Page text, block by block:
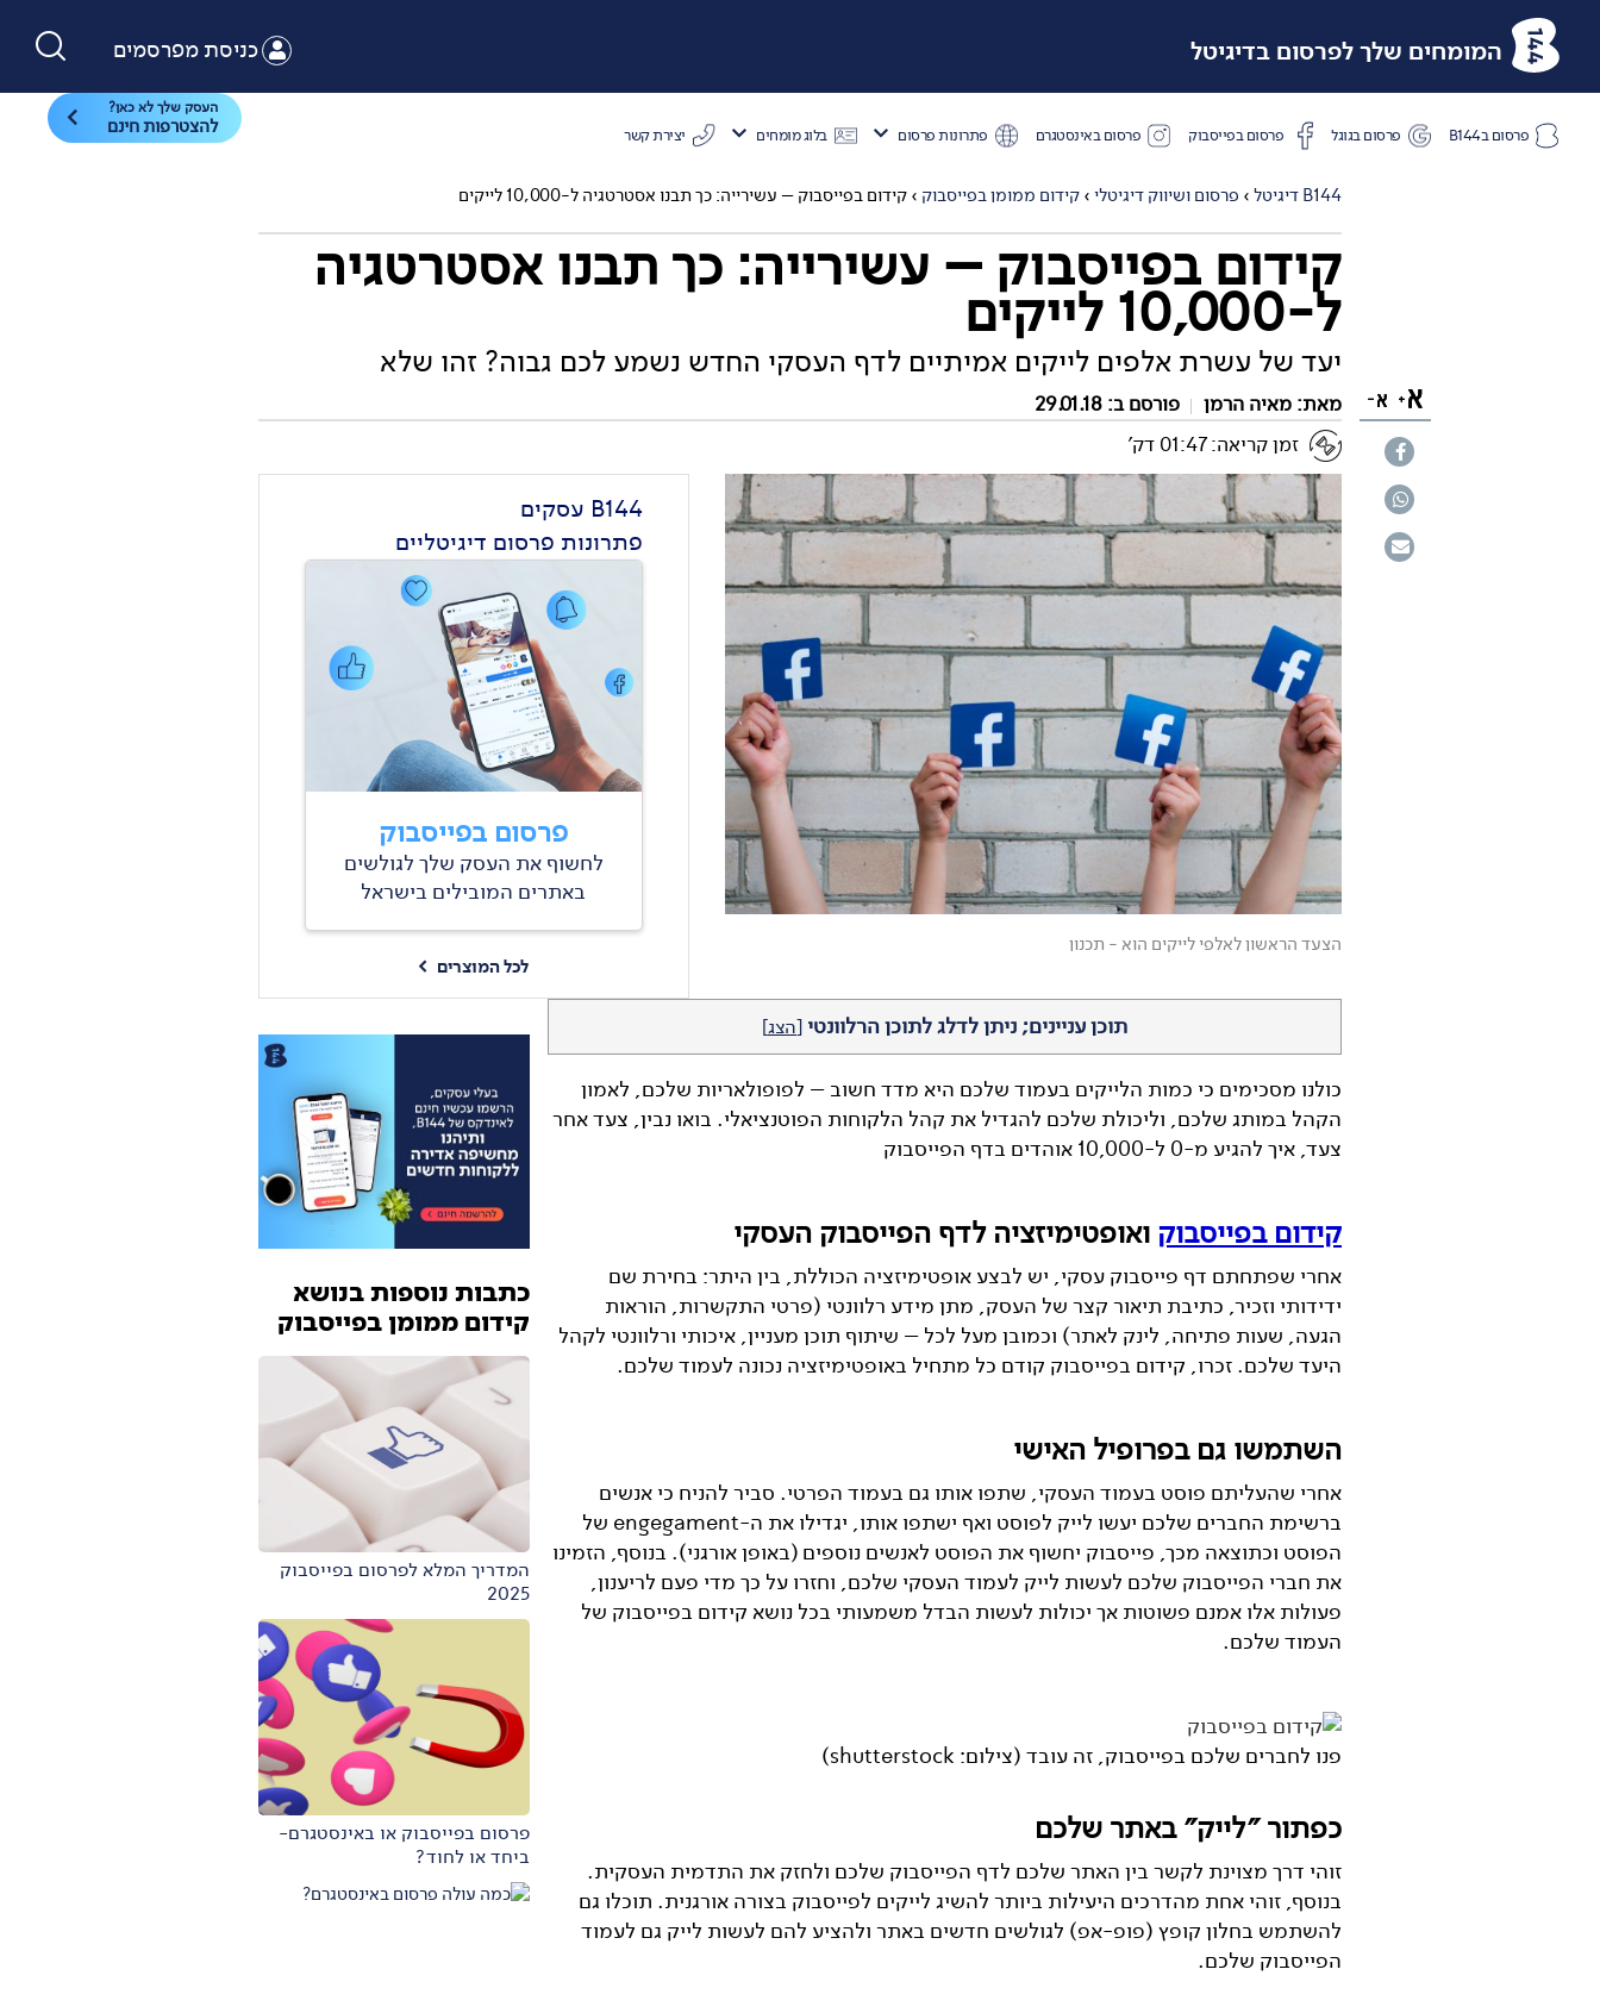
המומחים שלך לפרסום בדיגיטל כניסת מפרסמים
פרסום בB144 פרסום בגוגל פרסום בפייסבוק פרסום באינסטגרם פתרונות פרסום > בלוג מומחים > יצירת קשר
העסק שלך לא כאן?
להצטרפות חינם
B144 דיגיטל › פרסום ושיווק דיגיטלי › קידום ממומן בפייסבוק › קידום בפייסבוק – עשירייה: כך תבנו אסטרטגיה ל-10,000 לייקים
קידום בפייסבוק – עשירייה: כך תבנו אסטרטגיה
ל-10,000 לייקים
יעד של עשרת אלפים לייקים אמיתיים לדף העסקי החדש נשמע לכם גבוה? זהו שלא
מאת: מאיה הרמן
פורסם ב: 29.01.18
זמן קריאה: 01:47 דק'
הצעד הראשון לאלפי לייקים הוא - תכנון
B144 עסקים
פתרונות פרסום דיגיטליים
פרסום בפייסבוק
לחשוף את העסק שלך לגולשים
באתרים המובילים בישראל
לכל המוצרים >
תוכן עניינים; ניתן לדלג לתוכן הרלוונטי [הצג]
כולנו מסכימים כי כמות הלייקים בעמוד שלכם היא מדד חשוב – לפופולאריות שלכם, לאמון
הקהל במותג שלכם, וליכולת שלכם להגדיל את קהל הלקוחות הפוטנציאלי. בואו נבין, צעד אחר
צעד, איך להגיע מ-0 ל-10,000 אוהדים בדף הפייסבוק
קידום בפייסבוק ואופטימיזציה לדף הפייסבוק העסקי
אחרי שפתחתם דף פייסבוק עסקי, יש לבצע אופטימיזציה הכוללת, בין היתר: בחירת שם
ידידותי וזכיר, כתיבת תיאור קצר של העסק, מתן מידע רלוונטי (פרטי התקשרות, הוראות
הגעה, שעות פתיחה, לינק לאתר) וכמובן מעל לכל – שיתוף תוכן מעניין, איכותי ורלוונטי לקהל
היעד שלכם. זכרו, קידום בפייסבוק קודם כל מתחיל באופטימיזציה נכונה לעמוד שלכם.
השתמשו גם בפרופיל האישי
אחרי שהעליתם פוסט בעמוד העסקי, שתפו אותו גם בעמוד הפרטי. סביר להניח כי אנשים
ברשימת החברים שלכם יעשו לייק לפוסט ואף ישתפו אותו, יגדילו את ה-engegament של
הפוסט וכתוצאה מכך, פייסבוק יחשוף את הפוסט לאנשים נוספים (באופן אורגני). בנוסף, הזמינו
את חברי הפייסבוק שלכם לעשות לייק לעמוד העסקי שלכם, וחזרו על כך מדי פעם לריענון,
פעולות אלו אמנם פשוטות אך יכולות לעשות הבדל משמעותי בכל נושא קידום בפייסבוק של
העמוד שלכם.
פנו לחברים שלכם בפייסבוק, זה עובד (צילום: shutterstock)
כפתור ״לייק״ באתר שלכם
זוהי דרך מצוינת לקשר בין האתר שלכם לדף הפייסבוק שלכם ולחזק את התדמית העסקית.
בנוסף, זוהי אחת מהדרכים היעילות ביותר להשיג לייקים לפייסבוק בצורה אורגנית. תוכלו גם
להשתמש בחלון קופץ (פופ-אפ) לגולשים חדשים באתר ולהציע להם לעשות לייק גם לעמוד
הפייסבוק שלכם.
כתבות נוספות בנושא
קידום ממומן בפייסבוק
המדריך המלא לפרסום בפייסבוק
2025
פרסום בפייסבוק או באינסטגרם-
ביחד או לחוד?